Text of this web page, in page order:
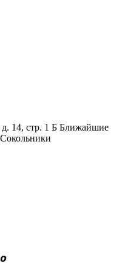
д. 14, стр. 1 Б Ближайшие